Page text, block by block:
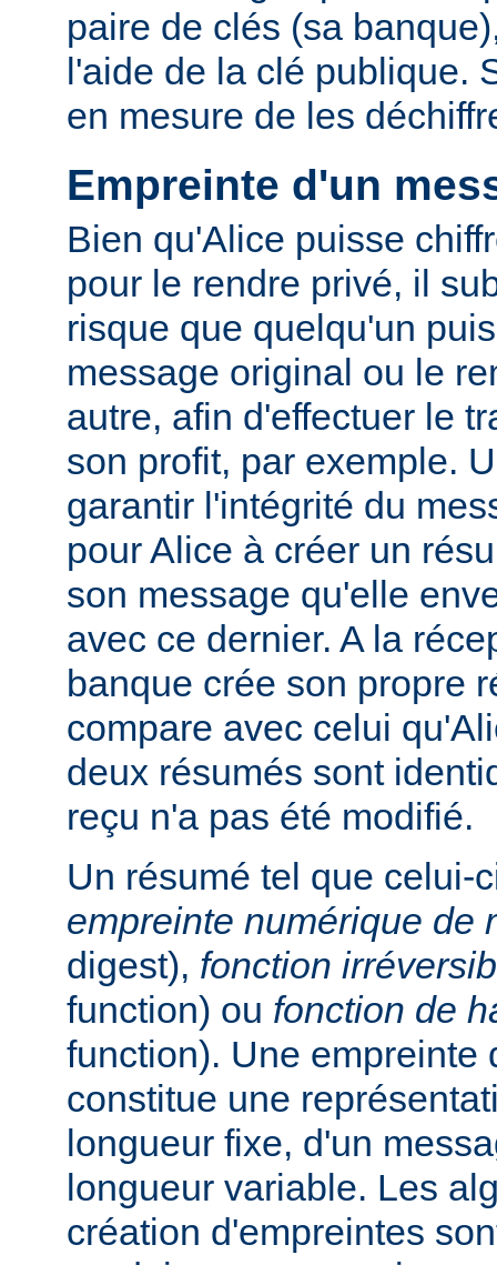
paire de clés (sa
l'aide de la clé publique.
en mesure de les
Empreinte d'un
Bien qu'Alice puisse
pour le rendre privé, il
risque que quelqu'un
message original ou le
autre, afin d'effectuer le
son profit, par exemple.
garantir l'intégrité du
pour Alice à créer un
son message qu'elle
avec ce dernier. A la
banque crée son propre
compare avec celui
deux résumés sont
reçu n'a pas été modifié.
Un résumé tel que celui-
empreinte numérique de
digest), fonction
function) ou fonction de
function). Une empreinte
constitue une
longueur fixe, d'un
longueur variable. Les
création d'empreintes